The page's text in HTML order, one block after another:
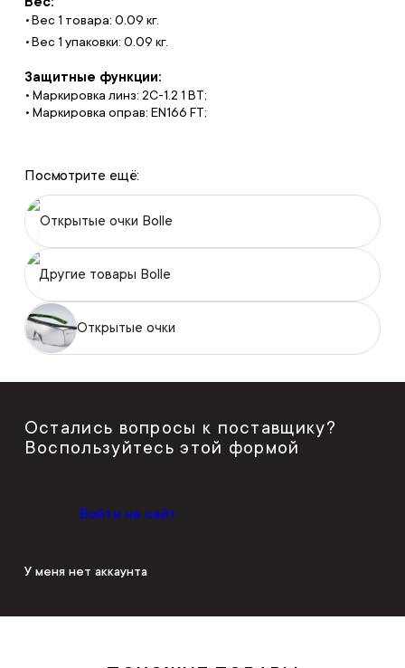
Вес 1 товара: 0.09 кг.
Вес 1 упаковки: 0.09 кг.
Защитные функции:
• Маркировка линз: 2С-1.2 1 BT;
• Маркировка оправ: EN166 FT;
Посмотрите ещё:
Открытые очки Bolle
Другие товары Bolle
Открытые очки
Остались вопросы к поставщику?
Воспользуйтесь этой формой
Войти на сайт
У меня нет аккаунта